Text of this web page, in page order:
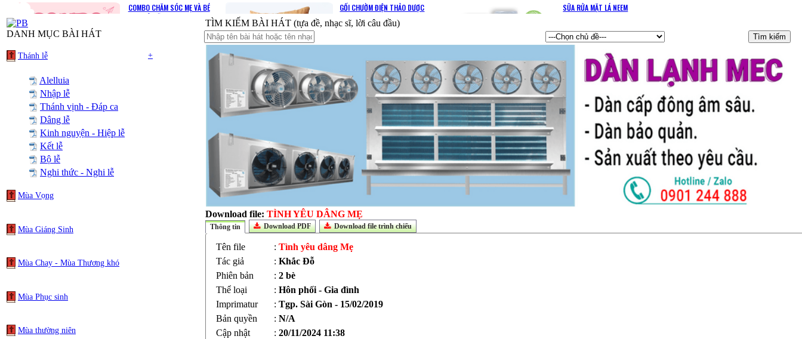
DANH MỤC BÀI HÁT
Thánh lễ +
Alelluia
Nhập lễ
Thánh vịnh - Đáp ca
Dâng lễ
Kinh nguyện - Hiệp lễ
Kết lễ
Bộ lễ
Nghi thức - Nghi lễ
Mùa Vọng
Mùa Giáng Sinh
Mùa Chay - Mùa Thương khó
Mùa Phục sinh
Mùa thường niên
TÌM KIẾM BÀI HÁT (tựa đề, nhạc sĩ, lời câu đầu)
Download file: TÌNH YÊU DÂNG MẸ
Thông tin Download PDF Download file trình chiếu
Tên file : Tình yêu dâng Mẹ
Tác giả
: Khắc Đỗ
Phiên bản
: 2 bè
Thể loại
: Hôn phối - Gia đình
Imprimatur
: Tgp. Sài Gòn - 15/02/2019
Bản quyền
: N/A
Cập nhật
: 20/11/2024 11:38